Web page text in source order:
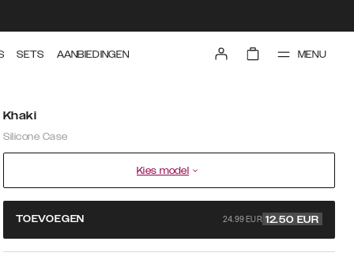
SETS AANBIEDINGEN MENU
Khaki
Silicone Case
Kies model
TOEVOEGEN 24.99 EUR 12.50 EUR